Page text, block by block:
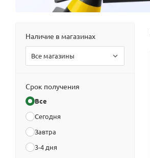
Наличие в магазинах
Все магазины
Срок получения
Все
Сегодня
Завтра
3-4 дня